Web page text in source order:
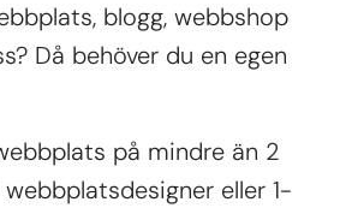
blogg, webbshop
Då behöver du en egen
på mindre än 2
eller 1-